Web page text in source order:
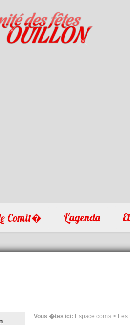
Comit� L'agenda
Vous �tes ici: Espace com's > Les